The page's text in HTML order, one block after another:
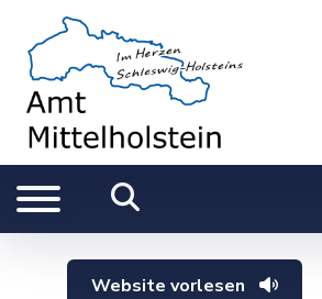
Website vorlesen